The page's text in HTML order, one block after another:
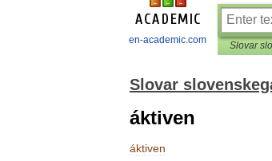
en-academic.com
Slovar
áktiven
áktiven